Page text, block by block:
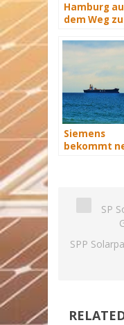
Hamburg
dem Weg
Hauptstadt
Siemens
bekommt
SP
SPP